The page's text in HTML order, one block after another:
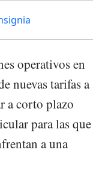
operativos en
nuevas tarifas a
a corto plazo
para las que
a una